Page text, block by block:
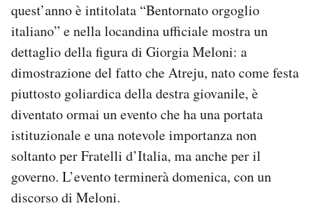
quest’anno è intitolata “Bentornato orgoglio
italiano” e nella locandina ufficiale mostra un
dettaglio della figura di Giorgia Meloni: a
dimostrazione del fatto che Atreju, nato come festa
piuttosto goliardica della destra giovanile, è
diventato ormai un evento che ha una portata
istituzionale e una notevole importanza non
soltanto per Fratelli d’Italia, ma anche per il
governo. L’evento terminerà domenica, con un
discorso di Meloni.